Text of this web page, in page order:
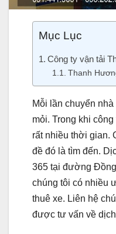
Mục Lục
Công ty vận tải
Thanh
Mỗi lần chuyển
mỏi. Trong khi
rất nhiều thời gian.
đề đó là tìm đến.
365 tại đường
chúng tôi có nhiều
thuê xe. Liên hệ
được tư vấn về